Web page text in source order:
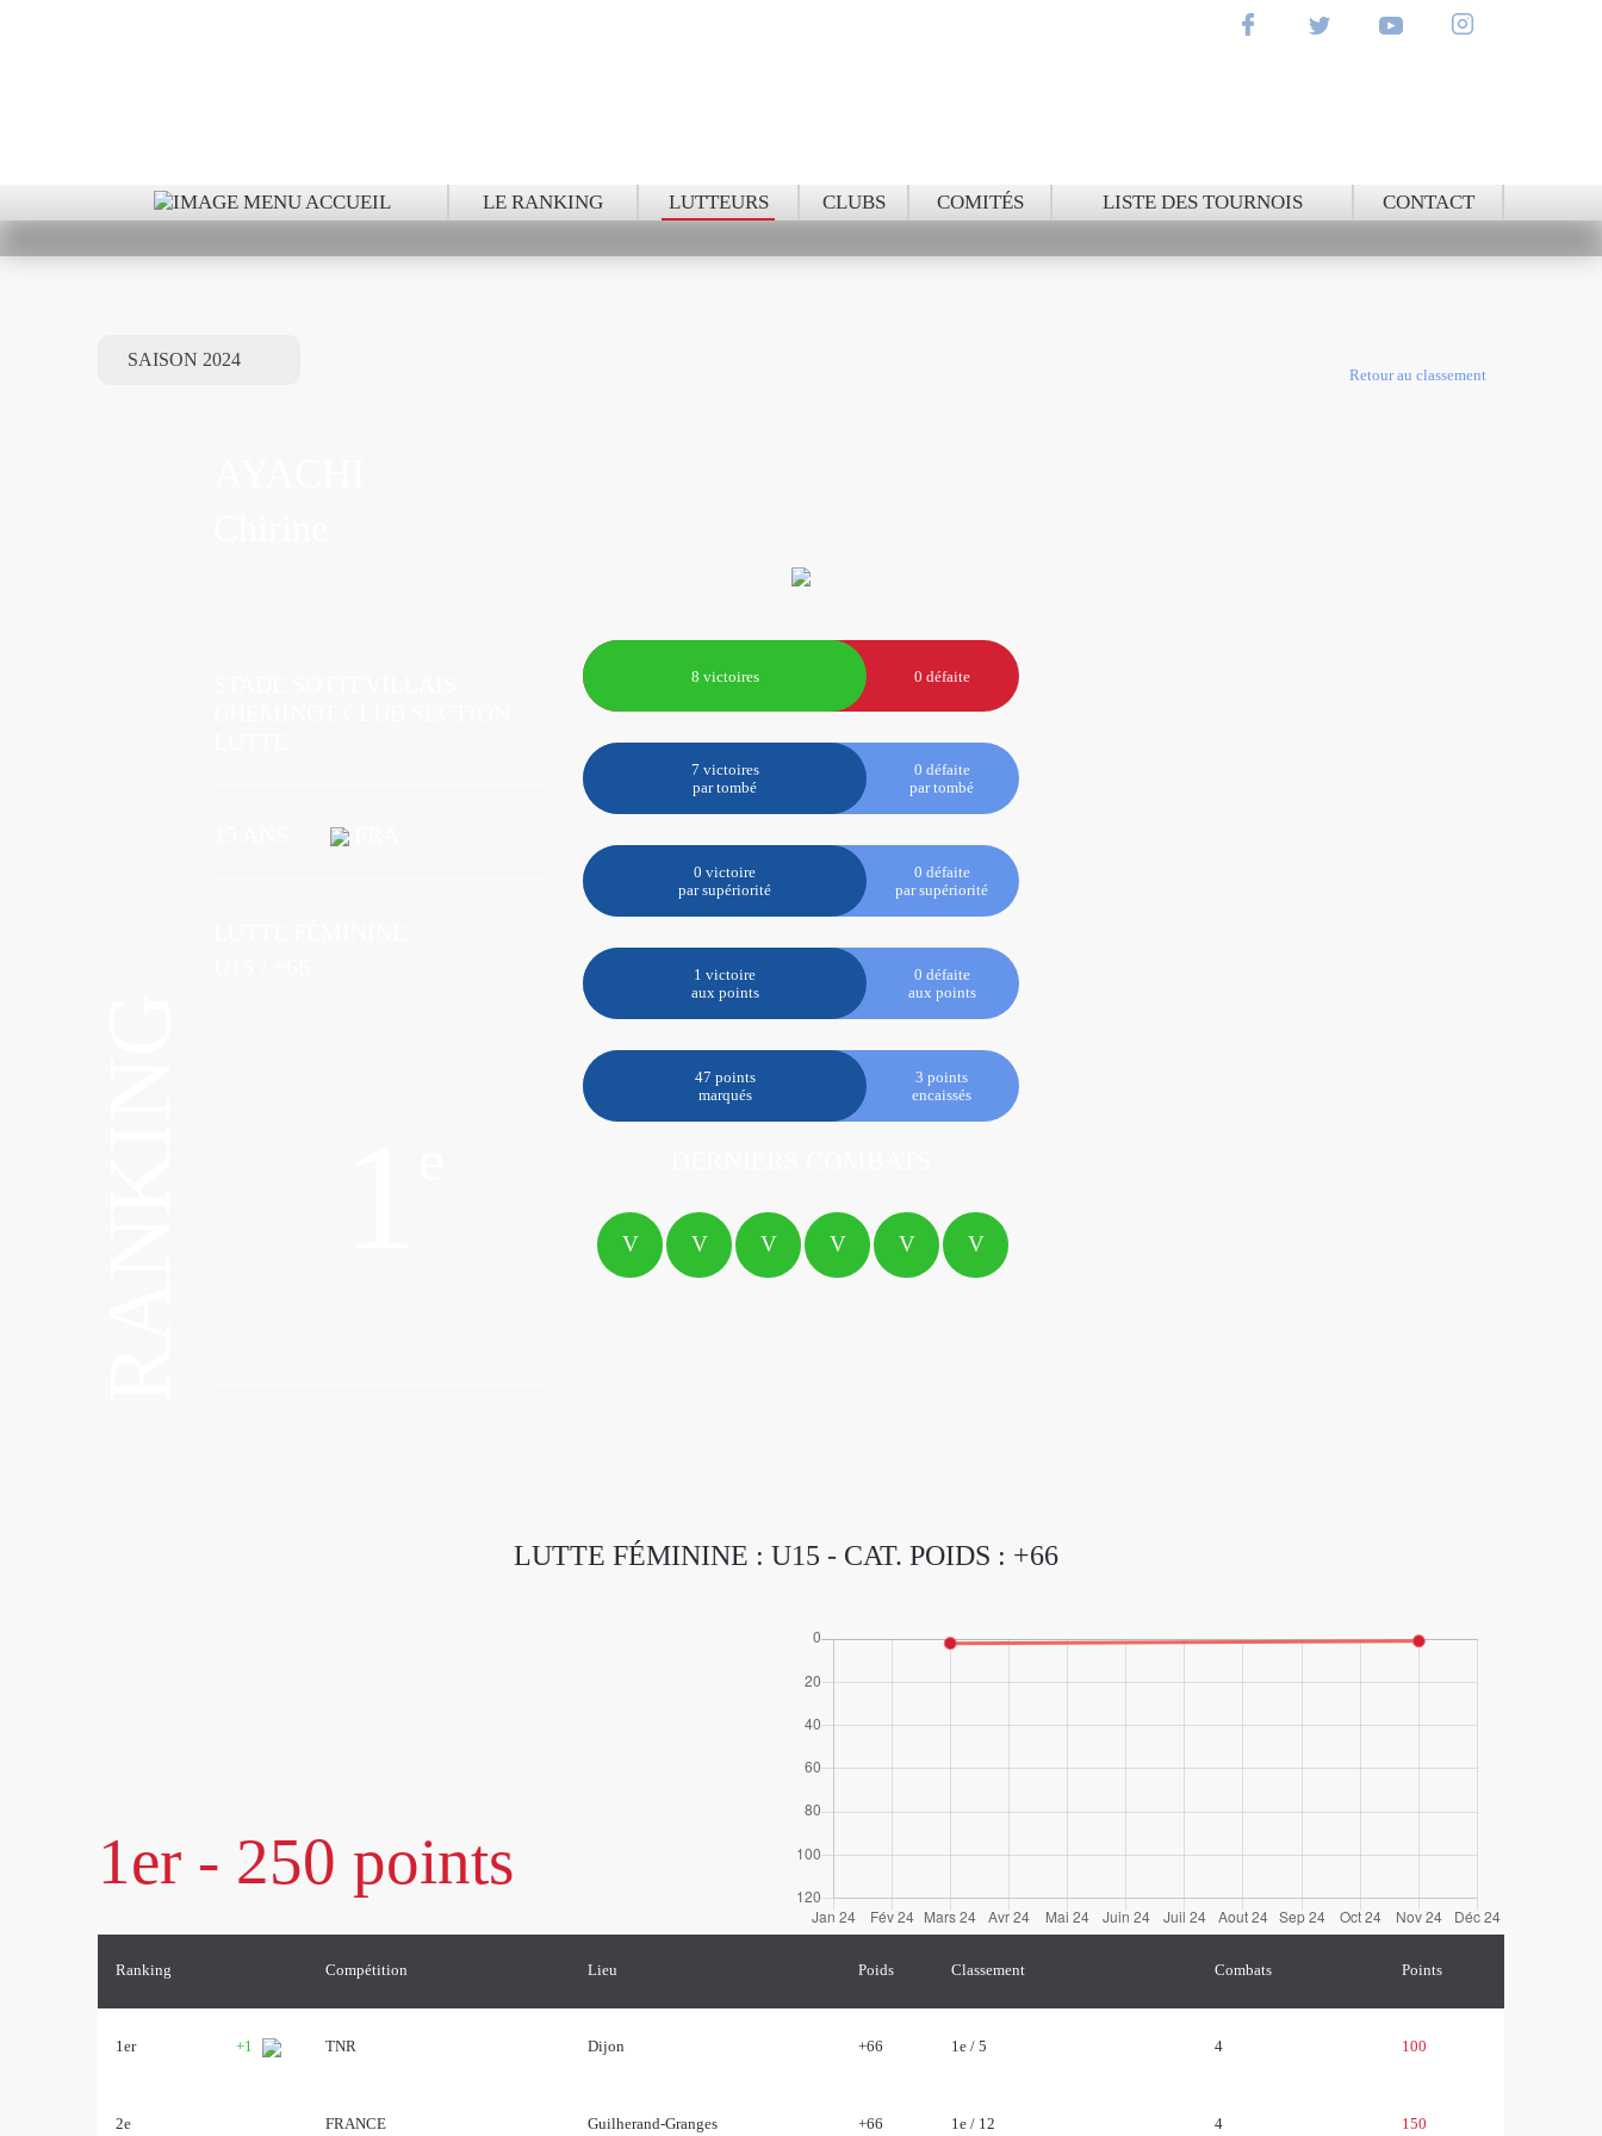
LE RANKING LUTTEURS CLUBS COMITÉS LISTE DES TOURNOIS CONTACT
Retour au classement
8 victoires 0 défaite
7 victoires
par tombé
0 défaite
par tombé
0 victoire
par supériorité
0 défaite
par supériorité
1 victoire
aux points
0 défaite
aux points
47 points
marqués
3 points
encaissés
V V V V V V
LUTTE FÉMININE : U15 - CAT. POIDS : +66
1er - 250 points
Ranking Compétition Lieu Poids Classement Combats Points
1er +1 TNR Dijon +66 1e / 5 4 100
2e FRANCE Guilherand-Granges +66 1e / 12 4 150